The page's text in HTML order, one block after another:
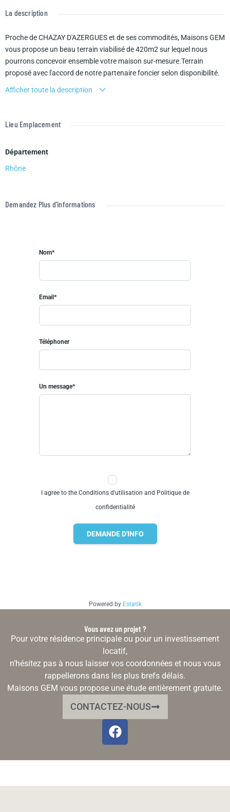
La description
Proche de CHAZAY D'AZERGUES et de ses commodités, Maisons GEM
vous propose un beau terrain viabilisé de 420m2 sur lequel nous
pourrons concevoir ensemble votre maison sur-mesure.Terrain
proposé avec l'accord de notre partenaire foncier selon disponibilité.
Afficher toute la description
Lieu Emplacement
Département
Rhône
Demandez Plus d'informations
Nom*
Email*
Téléphoner
Un message*
I agree to the Conditions d'utilisation and Politique de
confidentialité
DEMANDE D'INFO
Powered by Estatik
Vous avez un projet ?
Pour votre résidence principale ou pour un investissement
locatif,
n’hésitez pas à nous laisser vos coordonnées et nous vous
rappellerons dans les plus brefs délais.
Maisons GEM vous propose une étude entièrement gratuite.
CONTACTEZ-NOUS